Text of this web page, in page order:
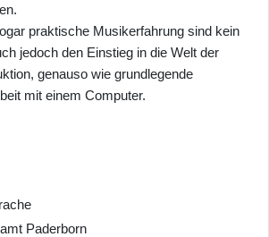
praktische Musikerfahrung sind kein
jedoch den Einstieg in die Welt der
genauso wie grundlegende
mit einem Computer.
Paderborn